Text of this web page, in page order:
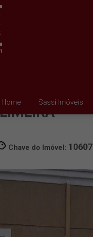
Home Sassi Imóveis
Chave do Imóvel: 10607